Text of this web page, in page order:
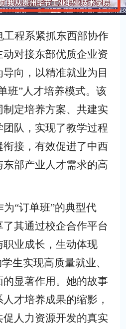
工程系紧抓东西部协作
动对接东部优质企业资
向，以精准就业为目
班”人才培养模式。该
定培养方案、共建实
队，实现了教学过程
接，有效促进了中西
部产业人才需求的高
为“订单班”的典型代
其通过校企合作平台
业成长，生动体现
生实现高质量就业、
显著作用。她的故事
才培养成果的缩影，
人力资源开发的真实